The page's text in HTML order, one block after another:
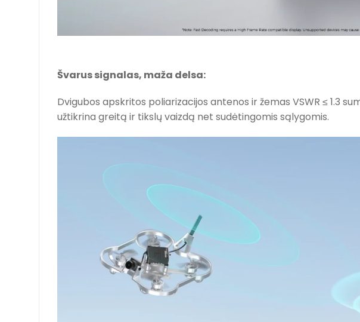
Švarus signalas, maža delsa:
Dvigubos apskritos poliarizacijos antenos ir žemas VSWR ≤ 1.3
užtikrina greitą ir tikslų vaizdą net sudėtingomis sąlygomis.